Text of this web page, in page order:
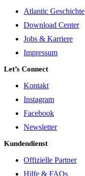
Atlantic Geschichte
Download Center
Jobs & Karriere
Impressum
Let’s Connect
Kontakt
Instagram
Facebook
Newsletter
Kundendienst
Offizielle Partner
Hilfe & FAQs